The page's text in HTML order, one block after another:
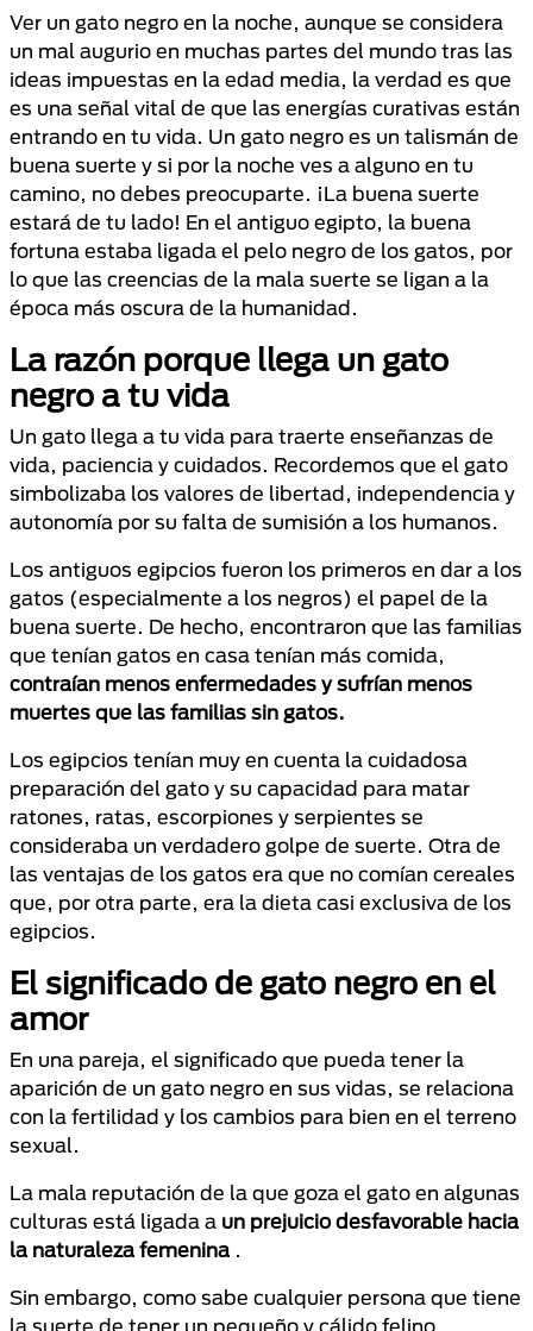
Ver un gato negro en la noche, aunque se considera
un mal augurio en muchas partes del mundo tras las
ideas impuestas en la edad media, la verdad es que
es una señal vital de que las energías curativas están
entrando en tu vida. Un gato negro es un talismán de
buena suerte y si por la noche ves a alguno en tu
camino, no debes preocuparte. ¡La buena suerte
estará de tu lado! En el antiguo egipto, la buena
fortuna estaba ligada el pelo negro de los gatos, por
lo que las creencias de la mala suerte se ligan a la
época más oscura de la humanidad.
La razón porque llega un gato
negro a tu vida
Un gato llega a tu vida para traerte enseñanzas de
vida, paciencia y cuidados. Recordemos que el gato
simbolizaba los valores de libertad, independencia y
autonomía por su falta de sumisión a los humanos.
Los antiguos egipcios fueron los primeros en dar a los
gatos (especialmente a los negros) el papel de la
buena suerte. De hecho, encontraron que las familias
que tenían gatos en casa tenían más comida,
contraían menos enfermedades y sufrían menos
muertes que las familias sin gatos.
Los egipcios tenían muy en cuenta la cuidadosa
preparación del gato y su capacidad para matar
ratones, ratas, escorpiones y serpientes se
consideraba un verdadero golpe de suerte. Otra de
las ventajas de los gatos era que no comían cereales
que, por otra parte, era la dieta casi exclusiva de los
egipcios.
El significado de gato negro en el
amor
En una pareja, el significado que pueda tener la
aparición de un gato negro en sus vidas, se relaciona
con la fertilidad y los cambios para bien en el terreno
sexual.
La mala reputación de la que goza el gato en algunas
culturas está ligada a un prejuicio desfavorable hacia
la naturaleza femenina .
Sin embargo, como sabe cualquier persona que tiene
la suerte de tener un pequeño y cálido felino